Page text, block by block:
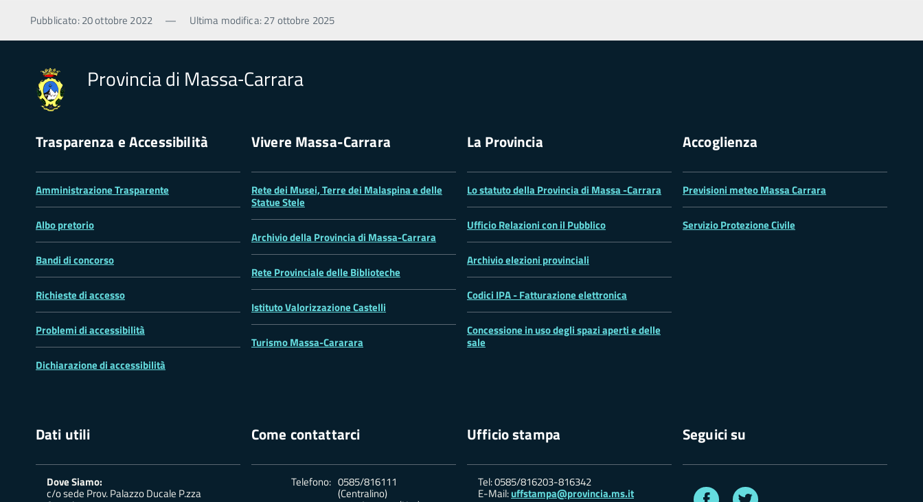
Pubblicato: 20 ottobre 2022 — Ultima modifica: 27 ottobre 2025
Provincia di Massa‑Carrara
Trasparenza e Accessibilità
Amministrazione Trasparente
Albo pretorio
Bandi di concorso
Richieste di accesso
Problemi di accessibilità
Dichiarazione di accessibilità
Vivere Massa-Carrara
Rete dei Musei, Terre dei Malaspina e delle
Statue Stele
Archivio della Provincia di Massa-Carrara
Rete Provinciale delle Biblioteche
Istituto Valorizzazione Castelli
Turismo Massa-Cararara
La Provincia
Lo statuto della Provincia di Massa -Carrara
Ufficio Relazioni con il Pubblico
Archivio elezioni provinciali
Codici IPA - Fatturazione elettronica
Concessione in uso degli spazi aperti e delle
sale
Accoglienza
Previsioni meteo Massa Carrara
Servizio Protezione Civile
Dati utili
Dove Siamo:
c/o sede Prov. Palazzo Ducale P.zza
Come contattarci
Telefono: 0585/816111
(Centralino)
Ufficio stampa
Tel: 0585/816203-816342
E-Mail:uffstampa@provincia.ms.it
Seguici su
Facebook